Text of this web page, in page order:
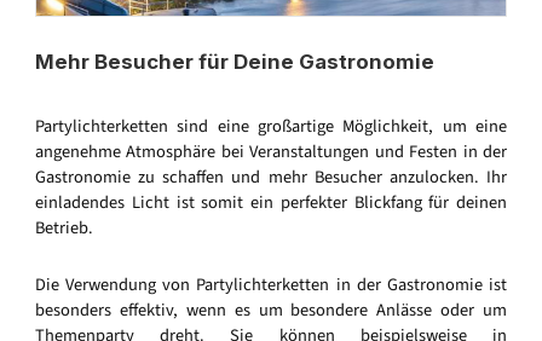
Mehr Besucher für Deine Gastronomie
Partylichterketten sind eine großartige Möglichkeit, um eine
angenehme Atmosphäre bei Veranstaltungen und Festen in der
Gastronomie zu schaffen und mehr Besucher anzulocken. Ihr
einladendes Licht ist somit ein perfekter Blickfang für deinen
Betrieb.
Die Verwendung von Partylichterketten in der Gastronomie ist
besonders effektiv, wenn es um besondere Anlässe oder um
Themenparty dreht. Sie können beispielsweise in